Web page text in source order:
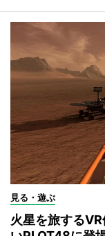
見る・遊ぶ
火星を旅する